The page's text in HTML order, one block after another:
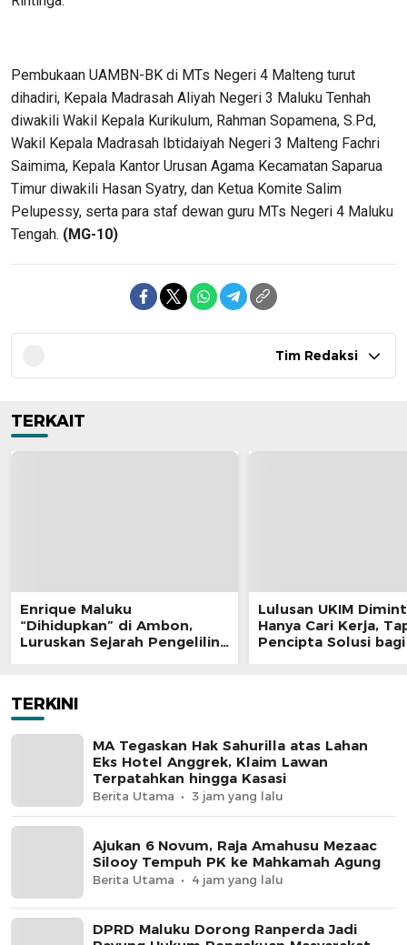
Pembukaan UAMBN-BK di MTs Negeri 4 Malteng turut
dihadiri, Kepala Madrasah Aliyah Negeri 3 Maluku Tenhah
diwakili Wakil Kepala Kurikulum, Rahman Sopamena, S.Pd,
Wakil Kepala Madrasah Ibtidaiyah Negeri 3 Malteng Fachri
Saimima, Kepala Kantor Urusan Agama Kecamatan Saparua
Timur diwakili Hasan Syatry, dan Ketua Komite Salim
Pelupessy, serta para staf dewan guru MTs Negeri 4 Maluku
Tengah. (MG-10)
Tim Redaksi
TERKAIT
Enrique Maluku
“Dihidupkan” di Ambon,
Luruskan Sejarah Pengeliling
Lulusan UKIM
Hanya Cari Kerja,
Pencipta Solusi
TERKINI
MA Tegaskan Hak Sahurilla atas Lahan
Eks Hotel Anggrek, Klaim Lawan
Terpatahkan hingga Kasasi
Berita Utama 3 jam yang lalu
Ajukan 6 Novum, Raja Amahusu Mezaac
Silooy Tempuh PK ke Mahkamah Agung
Berita Utama 4 jam yang lalu
DPRD Maluku Dorong Ranperda Jadi